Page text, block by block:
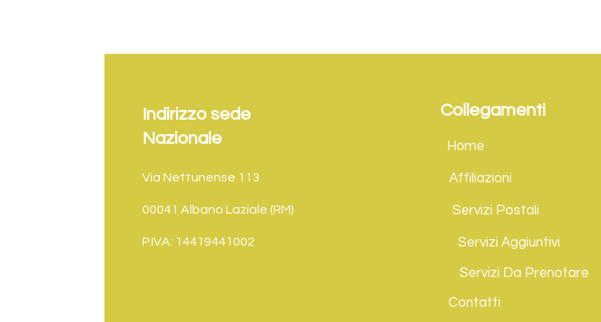
Indirizzo sede
Nazionale
Via Nettunense 113
00041 Albano Laziale (RM)
P.IVA: 14419441002
Collegamenti
Home
Affiliazioni
Servizi Postali
Servizi Aggiuntivi
Servizi Da Prenotare
Contatti